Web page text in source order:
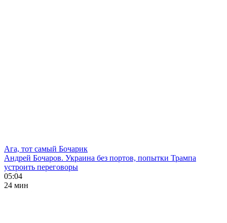
Ага, тот самый Бочарик
Андрей Бочаров. Украина без портов, попытки Трампа
устроить переговоры
05:04
24 мин